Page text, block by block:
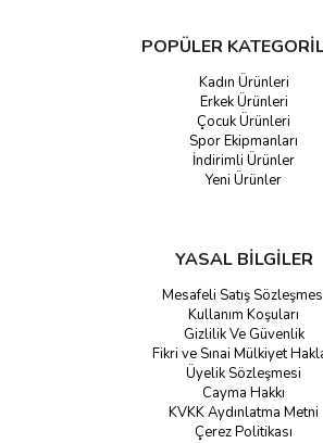
POPÜLER
Kadın Ürünleri
Erkek Ürünleri
Çocuk Ürünleri
Spor Ekipmanları
İndirimli Ürünler
Yeni Ürünler
YASAL BİLGİLER
Mesafeli Satış
Kullanım Koşuları
Gizlilik Ve Güvenlik
Fikri ve Sınai Mülkiyet
Üyelik Sözleşmesi
Cayma Hakkı
KVKK Aydınlatma Metni
Çerez Politikası